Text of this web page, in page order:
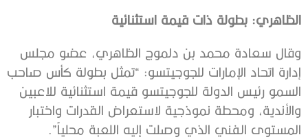
الظاهري: بطولة ذات قيمة استثنائية
وقال سعادة محمد بن دلموج الظاهري، عضو مجلس
إدارة اتحاد الإمارات للجوجيتسو: “تمثل بطولة كأس صاحب
السمو رئيس الدولة للجوجيتسو قيمة استثنائية للاعبين
والأندية، ومحطة نموذجية لاستعراض القدرات واختبار
المستوى الفني الذي وصلت إليه اللعبة محلياً”.